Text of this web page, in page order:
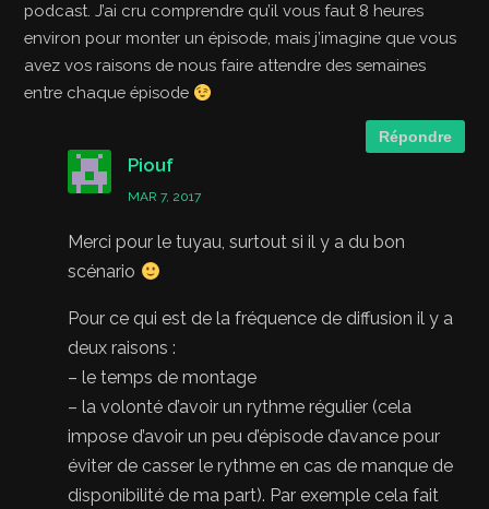
podcast. J’ai cru comprendre qu’il vous faut 8 heures
environ pour monter un épisode, mais j’imagine que vous
avez vos raisons de nous faire attendre des semaines
entre chaque épisode
Répondre
Piouf
MAR 7, 2017
Merci pour le tuyau, surtout si il y a du bon
scénario
Pour ce qui est de la fréquence de diffusion il y a
deux raisons :
– le temps de montage
– la volonté d’avoir un rythme régulier (cela
impose d’avoir un peu d’épisode d’avance pour
éviter de casser le rythme en cas de manque de
disponibilité de ma part). Par exemple cela fait